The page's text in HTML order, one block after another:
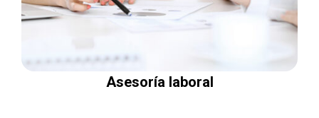
Asesoría laboral